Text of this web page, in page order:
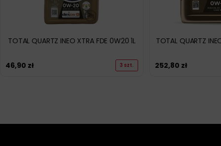
TOTAL QUARTZ INEO XTRA FDE 0W20 1L
46,90 zł 3 szt.
TOTAL QUARTZ
252,80 zł